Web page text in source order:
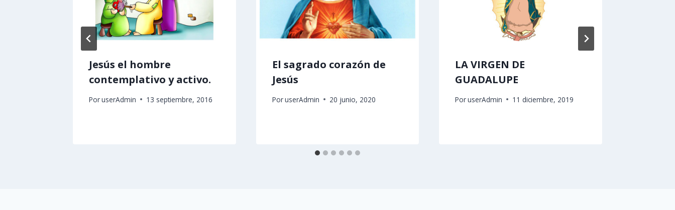
Jesús el hombre
contemplativo y activo.
PoruserAdmin 13 septiembre, 2016
El sagrado corazón de
Jesús
PoruserAdmin 20 junio, 2020
LA VIRGEN DE
GUADALUPE
PoruserAdmin 11 diciembre, 2019